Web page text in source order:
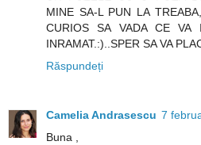
MINE SA-L PUN LA
CURIOS SA VADA CE VA
INRAMAT.:)..SPER SA VA
Răspundeți
Camelia Andrasescu 7
Buna ,